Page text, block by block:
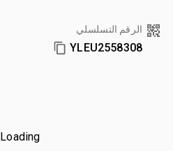
الرقم التسلسلي
YLEU2558308
Loading...